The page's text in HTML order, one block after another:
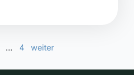
… 4 weiter